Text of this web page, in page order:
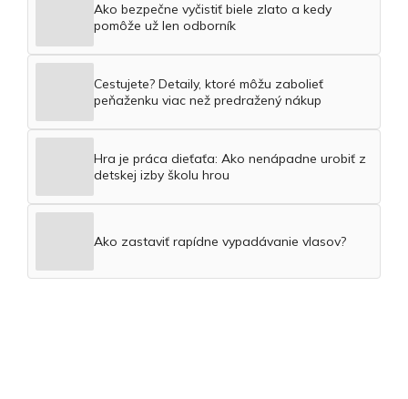
Ako bezpečne vyčistiť biele zlato a kedy
pomôže už len odborník
Cestujete? Detaily, ktoré môžu zabolieť
peňaženku viac než predražený nákup
Hra je práca dieťaťa: Ako nenápadne urobiť z
detskej izby školu hrou
Ako zastaviť rapídne vypadávanie vlasov?